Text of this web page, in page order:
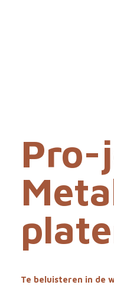
Pro-
Te beluisteren in de